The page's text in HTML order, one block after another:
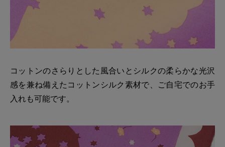
コットンのさらりとした風合いとシルクの柔らかな光沢
感を兼ね備えたコットンシルク素材で、ご自宅でのお手
入れも可能です。